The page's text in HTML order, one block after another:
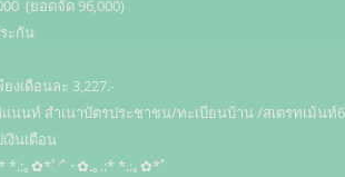
(ยอดจัด 96,000)
ะกัน
งเดือนละ 3,227.-
นนท์ สำเนาบัตรประชาชน/ทะเบียนบ้าน /สเตรทเม้นท์6
งินเดือน
*.:｡✿*ﾟ’ﾟ･✿.｡.:* *.:｡✿*ﾟ